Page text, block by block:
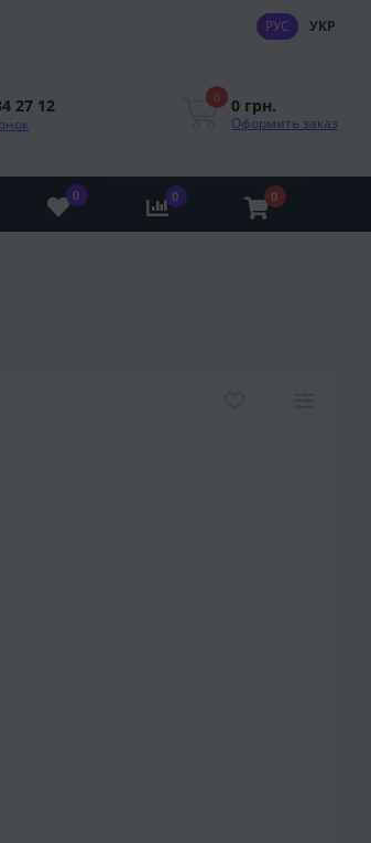
РУС УКР
27 12 0 0 грн.
Оформить заказ
0 0 0